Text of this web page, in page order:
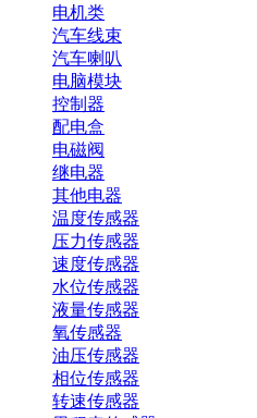
电机类
汽车线束
汽车喇叭
电脑模块
控制器
配电盒
电磁阀
继电器
其他电器
温度传感器
压力传感器
速度传感器
水位传感器
液量传感器
氧传感器
油压传感器
相位传感器
转速传感器